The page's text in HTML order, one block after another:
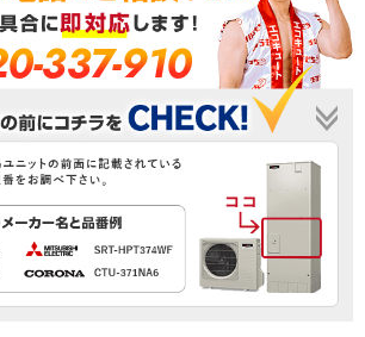
337-910